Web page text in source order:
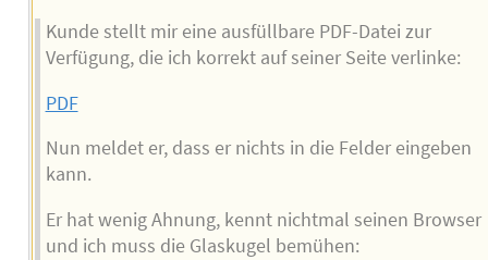
Kunde stellt mir eine ausfüllbare PDF-Datei zur
Verfügung, die ich korrekt auf seiner Seite verlinke:
PDF
Nun meldet er, dass er nichts in die Felder eingeben
kann.
Er hat wenig Ahnung, kennt nichtmal seinen Browser
und ich muss die Glaskugel bemühen: